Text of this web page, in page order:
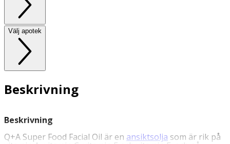
Välj apotek
Beskrivning
Beskrivning
Q+A Super Food Facial Oil är en ansiktsolja som är rik på